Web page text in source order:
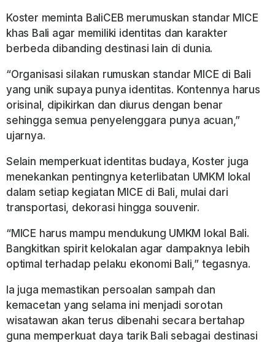
Koster meminta BaliCEB merumuskan standar MICE
khas Bali agar memiliki identitas dan karakter
berbeda dibanding destinasi lain di dunia.
“Organisasi silakan rumuskan standar MICE di Bali
yang unik supaya punya identitas. Kontennya harus
orisinal, dipikirkan dan diurus dengan benar
sehingga semua penyelenggara punya acuan,”
ujarnya.
Selain memperkuat identitas budaya, Koster juga
menekankan pentingnya keterlibatan UMKM lokal
dalam setiap kegiatan MICE di Bali, mulai dari
transportasi, dekorasi hingga souvenir.
“MICE harus mampu mendukung UMKM lokal Bali.
Bangkitkan spirit kelokalan agar dampaknya lebih
optimal terhadap pelaku ekonomi Bali,” tegasnya.
Ia juga memastikan persoalan sampah dan
kemacetan yang selama ini menjadi sorotan
wisatawan akan terus dibenahi secara bertahap
guna memperkuat daya tarik Bali sebagai destinasi